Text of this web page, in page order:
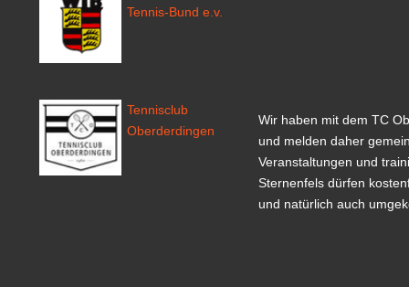
Tennis-Bund e.v.
Tennisclub
Oberderdingen
Wir haben mit dem TC
und melden daher
Veranstaltungen und
Sternenfels dürfen
und natürlich auch